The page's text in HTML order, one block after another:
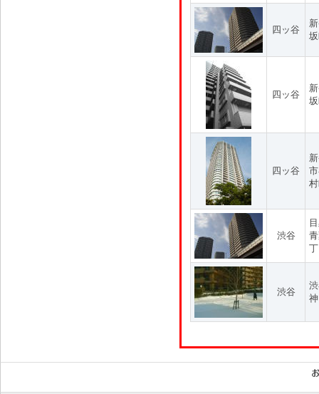
四ッ谷
四ッ谷
四ッ谷
渋谷
渋谷